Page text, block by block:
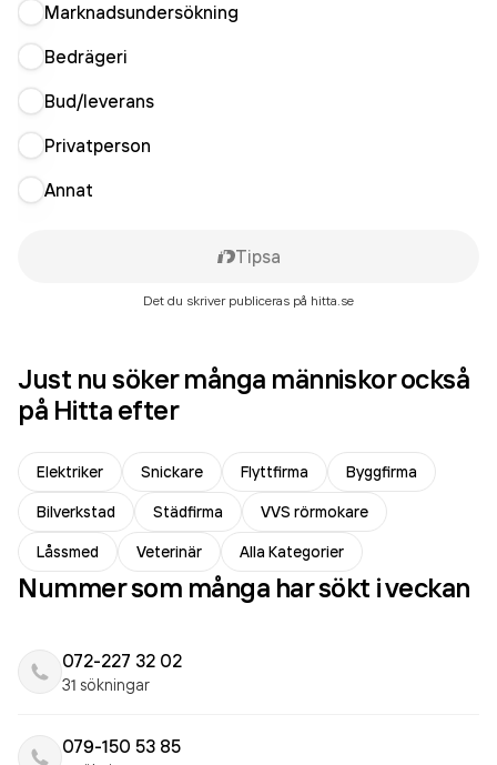
Marknadsundersökning
Bedrägeri
Bud/leverans
Privatperson
Annat
Tipsa
Det du skriver publiceras på hitta.se
Just nu söker många människor också
på Hitta efter
Elektriker Snickare Flyttfirma
Byggfirma
Bilverkstad
Städfirma
VVS rörmokare
Låssmed
Veterinär Alla Kategorier
Nummer som många har sökt i veckan
072-227 32 02
31 sökningar
079-150 53 85